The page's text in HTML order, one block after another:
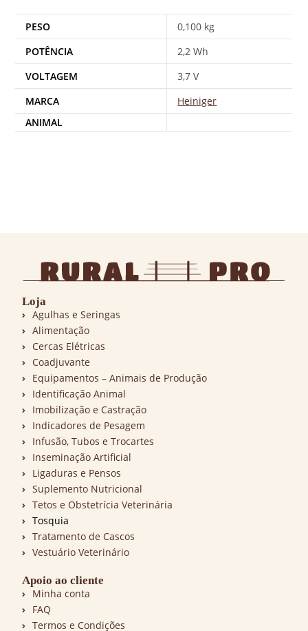
PESO
0,100 kg
POTÊNCIA
2,2 Wh
VOLTAGEM
3,7 V
MARCA
Heiniger
ANIMAL
Loja
Agulhas e Seringas
Alimentação
Cercas Elétricas
Coadjuvante
Equipamentos – Animais de Produção
Identificação Animal
Imobilização e Castração
Indicadores de Pesagem
Infusão, Tubos e Trocartes
Inseminação Artificial
Ligaduras e Pensos
Suplemento Nutricional
Tetos e Obstetrícia Veterinária
Tosquia
Tratamento de Cascos
Vestuário Veterinário
Apoio ao cliente
Minha conta
FAQ
Termos e Condições